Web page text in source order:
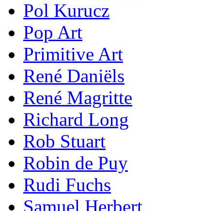
Pol Kurucz
Pop Art
Primitive Art
René Daniëls
René Magritte
Richard Long
Rob Stuart
Robin de Puy
Rudi Fuchs
Samuel Herbert